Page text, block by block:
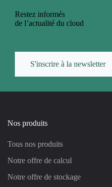
Restez informés
de l’actualité du cloud
S'inscrire à la newsletter
Nos produits
Tous nos produits
Notre offre de calcul
Notre offre de stockage